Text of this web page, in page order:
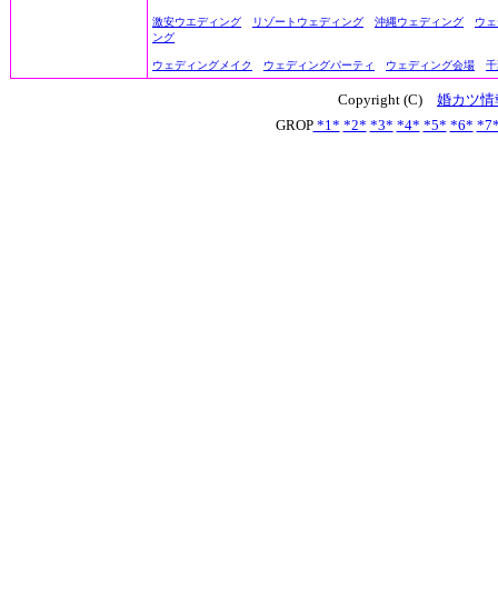
激安ウエディング リゾートウェディング 沖縄ウェディング
ウ
ング
ウェディングメイク ウェディングパーティ ウェディング会場
Copyright (C) 婚カツ
GROP*1* *2* *3* *4* *5* *6*